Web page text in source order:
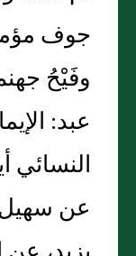
جوف
وفَيْحُ
عبد‏:‏
عن